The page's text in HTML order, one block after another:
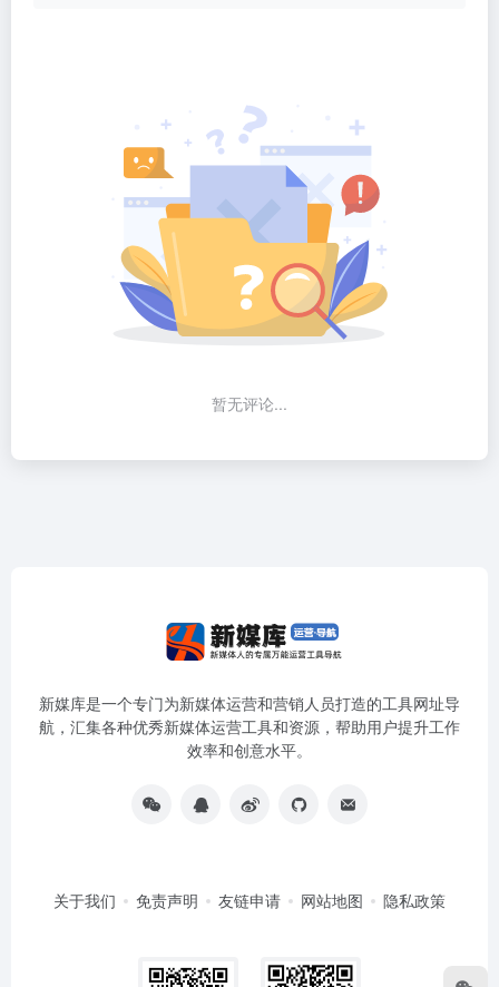
暂无评论...
新媒库是一个专门为新媒体运营和营销人员打造的工具网址导
航，汇集各种优秀新媒体运营工具和资源，帮助用户提升工作
效率和创意水平。
关于我们 免责声明 友链申请 网站地图 隐私政策